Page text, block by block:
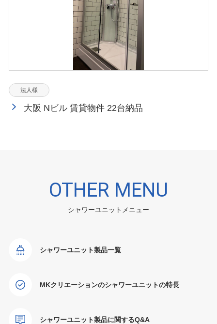
法人様
大阪 Nビル 賃貸物件 22台納品
OTHER MENU
シャワーユニットメニュー
シャワーユニット製品一覧
MKクリエーションのシャワーユニットの特長
シャワーユニット製品に関するQ&A